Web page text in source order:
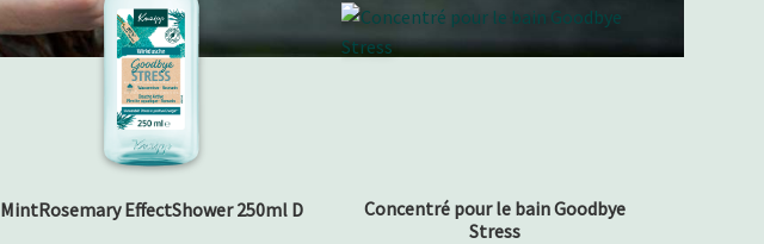
MintRosemary EffectShower 250ml D
Concentré pour le bain Goodbye
Stress